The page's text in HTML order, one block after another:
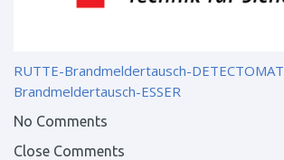
RUTTE-Brandmeldertausch-DETECTOMAT
Brandmeldertausch-ESSER
No Comments
Close Comments